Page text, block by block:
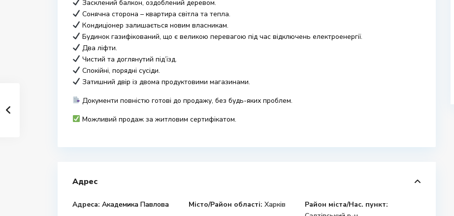
Засклений балкон, оздоблений деревом.
Сонячна сторона – квартира світла та тепла.
Кондиціонер залишається новим власникам.
Будинок газифікований, що є великою перевагою під час відключень електроенергії.
Два ліфти.
Чистий та доглянутий під’їзд.
Спокійні, порядні сусіди.
Затишний двір із двома продуктовими магазинами.
Документи повністю готові до продажу, без будь-яких проблем.
Можливий продаж за житловим сертифікатом.
Адрес
Адреса: Академика Павлова Місто/Район області: Харків
Район міста/Нас. пункт: